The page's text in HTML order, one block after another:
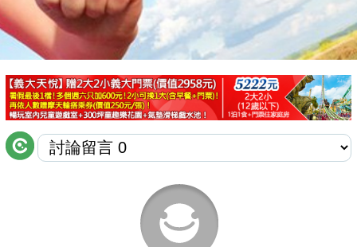
商家合作
推薦景點
討論區
聯絡我們